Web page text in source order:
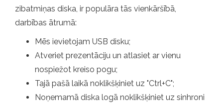
zibatmiņas diska, ir populāra tās vienkāršībā,
darbības ātrumā:
Mēs ievietojam USB disku;
Atveriet prezentāciju un atlasiet ar vienu
nospiežot kreiso pogu;
Tajā pašā laikā noklikšķiniet uz "Ctrl+C";
Noņemamā diska logā noklikšķiniet uz sinhroni